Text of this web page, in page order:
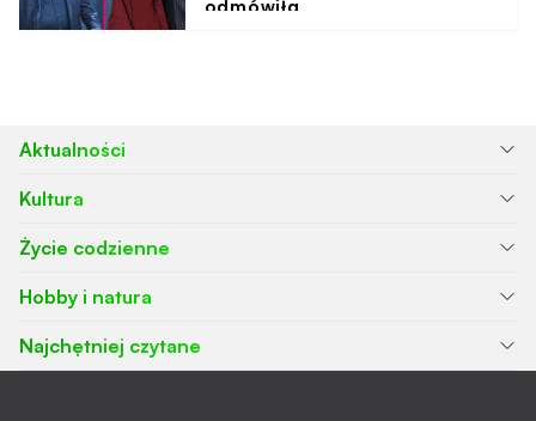
odmówiła
Aktualności
Kultura
Życie codzienne
Hobby i natura
Najchętniej czytane